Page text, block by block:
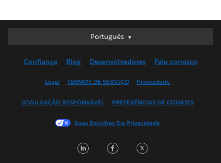
Português
Português
English (UK)
Français (Canada)
日本語
Confiança Blog Desenvolvedores Fale conosco
Legal TERMOS DE SERVIÇO Privacidade
DIVULGAÇÃO RESPONSÁVEL PREFERÊNCIAS DE COOKIES
Suas Escolhas De Privacidade